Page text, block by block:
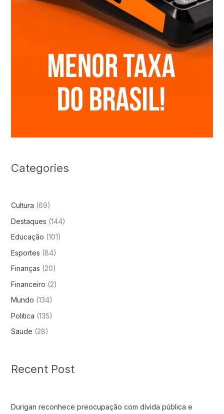
Categories
Cultura (69)
Destaques (144)
Educação (101)
Esportes (84)
Finanças (20)
Financeiro (2)
Mundo (134)
Politica (135)
Saude (28)
Recent Post
Durigan reconhece preocupação com dívida pública e